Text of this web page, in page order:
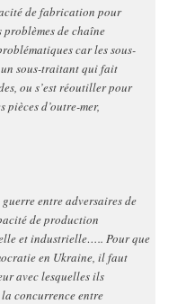
de fabrication pour
de chaîne
car les sous-
sous-traitant qui fait
ou s’est réoutiller pour
pièces d’outre-mer,
entre adversaires de
de production
et industrielle….. Pour que
en Ukraine, il faut
avec lesquelles ils
concurrence entre